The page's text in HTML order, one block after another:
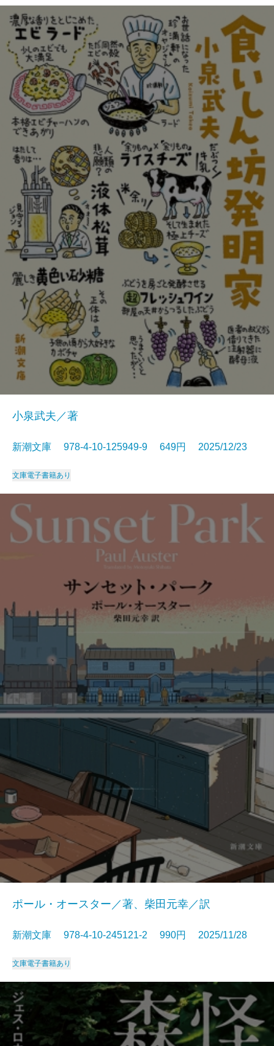
小泉武夫／著
新潮文庫 978-4-10-125949-9 649円 2025/12/23
文庫電子書籍あり
ポール・オースター／著、柴田元幸／訳
新潮文庫 978-4-10-245121-2 990円 2025/11/28
文庫電子書籍あり